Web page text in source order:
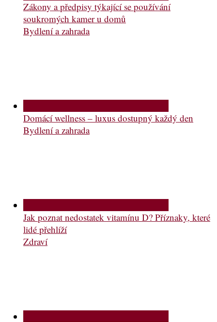
Zákony a předpisy týkající se používání
soukromých kamer u domů
Bydlení a zahrada
Domácí wellness – luxus dostupný každý den
Bydlení a zahrada
Jak poznat nedostatek vitamínu D? Příznaky, které
lidé přehlíží
Zdraví